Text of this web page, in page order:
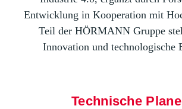
Entwicklung in Kooperation mit
Teil der HÖRMANN Gruppe
Innovation und technologische
Technische